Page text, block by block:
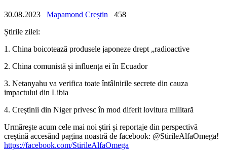
30.08.2023 Mapamond Creștin
458
Știrile zilei:
1. China boicotează produsele japoneze drept „radioactive
2. China comunistă și influența ei în Ecuador
3. Netanyahu va verifica toate întâlnirile secrete din cauza
impactului din Libia
4. Creștinii din Niger privesc în mod diferit lovitura militară
Urmărește acum cele mai noi știri și reportaje din perspectivă
creștină accesând pagina noastră de facebook: @StirileAlfaOmega!
https://facebook.com/StirileAlfaOmega